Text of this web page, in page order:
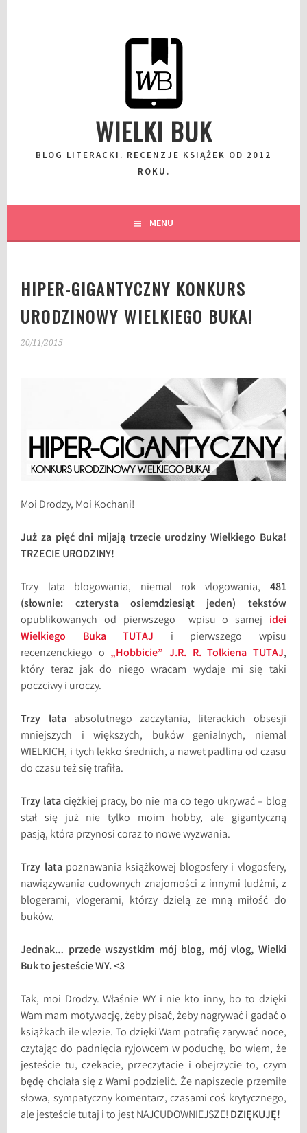
WIELKI BUK
BLOG LITERACKI. RECENZJE KSIĄŻEK OD 2012
ROKU.
MENU
HIPER-GIGANTYCZNY KONKURS
URODZINOWY WIELKIEGO BUKA!
20/11/2015
Moi Drodzy, Moi Kochani!
Już za pięć dni mijają trzecie urodziny Wielkiego Buka!
TRZECIE URODZINY!
Trzy lata blogowania, niemal rok vlogowania, 481
(słownie: czterysta osiemdziesiąt jeden) tekstów
opublikowanych od pierwszego wpisu o samej idei
Wielkiego Buka TUTAJ i pierwszego wpisu
recenzenckiego o „Hobbicie” J.R. R. Tolkiena TUTAJ,
który teraz jak do niego wracam wydaje mi się taki
poczciwy i uroczy.
Trzy lataabsolutnego zaczytania, literackich obsesji
mniejszych i większych, buków genialnych, niemal
WIELKICH, i tych lekko średnich, a nawet padlina od czasu
do czasu też się trafiła.
Trzy lataciężkiej pracy, bo nie ma co tego ukrywać – blog
stał się już nie tylko moim hobby, ale gigantyczną
pasją, która przynosi coraz to nowe wyzwania.
Trzy latapoznawania książkowej blogosfery i vlogosfery,
nawiązywania cudownych znajomości z innymi ludźmi, z
blogerami, vlogerami, którzy dzielą ze mną miłość do
buków.
Jednak… przede wszystkim mój blog, mój vlog, Wielki
Buk to jesteście WY. <3
Tak, moi Drodzy. Właśnie WY i nie kto inny, bo to dzięki
Wam mam motywację, żeby pisać, żeby nagrywać i gadać o
książkach ile wlezie. To dzięki Wam potrafię zarywać noce,
czytając do padnięcia ryjowcem w poduchę, bo wiem, że
jesteście tu, czekacie, przeczytacie i obejrzycie to, czym
będę chciała się z Wami podzielić. Że napiszecie przemiłe
słowa, sympatyczny komentarz, czasami coś krytycznego,
ale jesteście tutaj i to jest NAJCUDOWNIEJSZE! DZIĘKUJĘ!